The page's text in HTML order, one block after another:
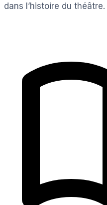
dans l’histoire du théâtre.